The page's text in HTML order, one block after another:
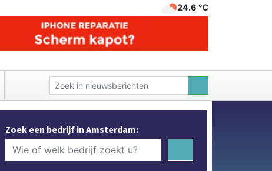
24.6 ℃
Zoek een bedrijf in Amsterdam: